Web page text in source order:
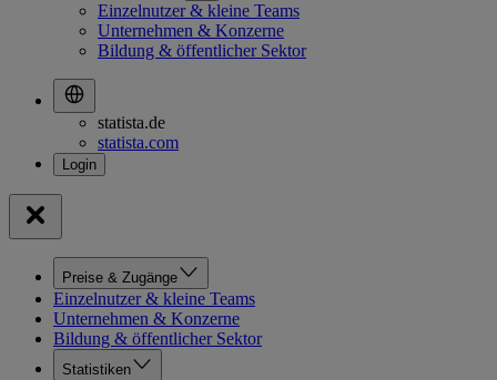
Einzelnutzer & kleine Teams
Unternehmen & Konzerne
Bildung & öffentlicher Sektor
statista.de
statista.com
Preise & Zugänge
Einzelnutzer & kleine Teams
Unternehmen & Konzerne
Bildung & öffentlicher Sektor
Statistiken